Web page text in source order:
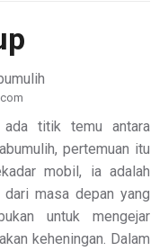
ada titik temu antara
pertemuan itu
mobil, ia adalah
masa depan yang
untuk mengejar
keheningan. Dalam